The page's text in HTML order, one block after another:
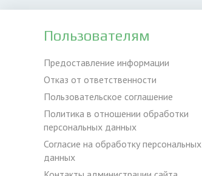
Пользователям
Предоставление информации
Отказ от ответственности
Пользовательское соглашение
Политика в отношении обработки
персональных данных
Согласие на обработку персональных
данных